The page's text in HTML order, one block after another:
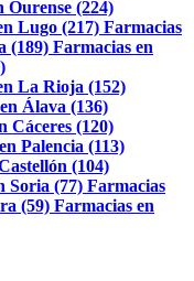
Ourense (224)
Lugo (217) Farmacias
(189) Farmacias en
La Rioja (152)
Álava (136)
Cáceres (120)
Palencia (113)
(104)
Soria (77) Farmacias
(59) Farmacias en